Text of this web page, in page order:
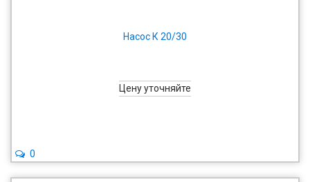
Насос К 20/30
Цену уточняйте
0